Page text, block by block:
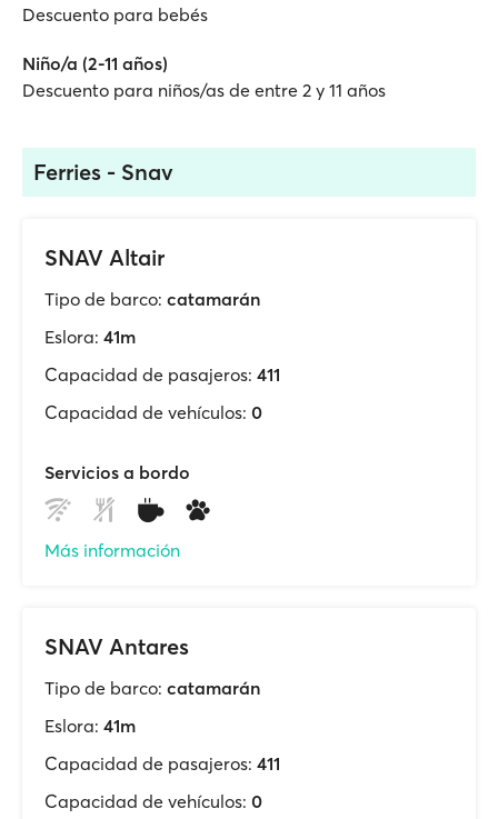
Descuento para bebés
Niño/a (2-11 años)
Descuento para niños/as de entre 2 y 11 años
Ferries - Snav
SNAV Altair
Tipo de barco: catamarán
Eslora: 41m
Capacidad de pasajeros: 411
Capacidad de vehículos: 0
Servicios a bordo
Más información
SNAV Antares
Tipo de barco: catamarán
Eslora: 41m
Capacidad de pasajeros: 411
Capacidad de vehículos: 0